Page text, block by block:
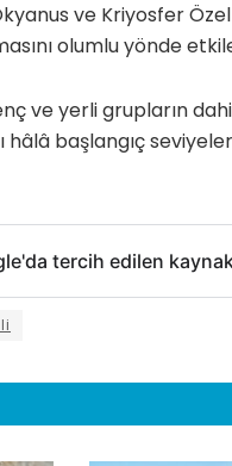
ve Kriyosfer
olumlu yönde
ve yerli grupların
başlangıç
tercih edilen